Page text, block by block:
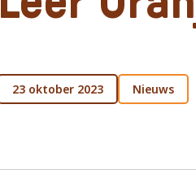
23 oktober 2023 Nieuws